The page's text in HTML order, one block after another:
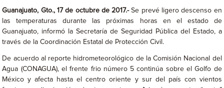
Guanajuato, Gto., 17 de octubre de 2017.-Se prevé ligero descenso en
las temperaturas durante las próximas horas en el estado de
Guanajuato, informó la Secretaría de Seguridad Pública del Estado, a
través de la Coordinación Estatal de Protección Civil.
De acuerdo al reporte hidrometeorológico de la Comisión Nacional del
Agua (CONAGUA), el frente frio número 5 continúa sobre el Golfo de
México y afecta hasta el centro oriente y sur del país con vientos